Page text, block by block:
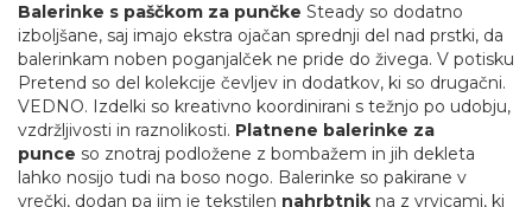
Balerinke s paščkom za punčke Steady so dodatno
izboljšane, saj imajo ekstra ojačan sprednji del nad prstki, da
balerinkam noben poganjalček ne pride do živega. V potisku
Pretend so del kolekcije čevljev in dodatkov, ki so drugačni.
VEDNO. Izdelki so kreativno koordinirani s težnjo po udobju,
vzdržljivosti in raznolikosti. Platnene balerinke za
punce so znotraj podložene z bombažem in jih dekleta
lahko nosijo tudi na boso nogo. Balerinke so pakirane v
vrečki, dodan pa jim je tekstilen nahrbtnik na z vrvicami, ki